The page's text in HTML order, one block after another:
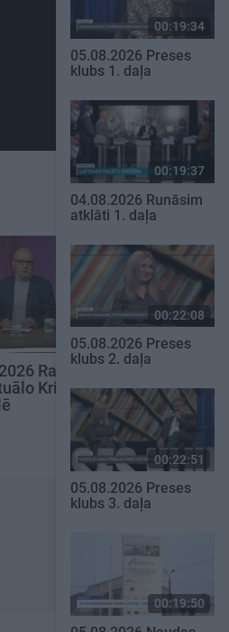
00:59:00
Radio Svoboda:
Krievijā un
00:19:34
05.08.2026 Preses
klubs 1. daļa
00:19:37
04.08.2026 Runāsim
atklāti 1. daļa
00:22:08
05.08.2026 Preses
klubs 2. daļa
00:22:51
05.08.2026 Preses
klubs 3. daļa
00:19:50